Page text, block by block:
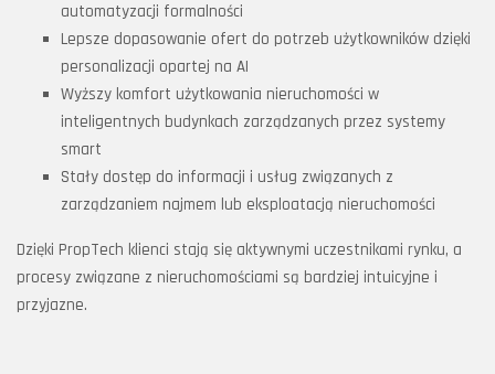
automatyzacji formalności
Lepsze dopasowanie ofert do potrzeb użytkowników dzięki
personalizacji opartej na AI
Wyższy komfort użytkowania nieruchomości w
inteligentnych budynkach zarządzanych przez systemy
smart
Stały dostęp do informacji i usług związanych z
zarządzaniem najmem lub eksploatacją nieruchomości
Dzięki PropTech klienci stają się aktywnymi uczestnikami rynku, a
procesy związane z nieruchomościami są bardziej intuicyjne i
przyjazne.